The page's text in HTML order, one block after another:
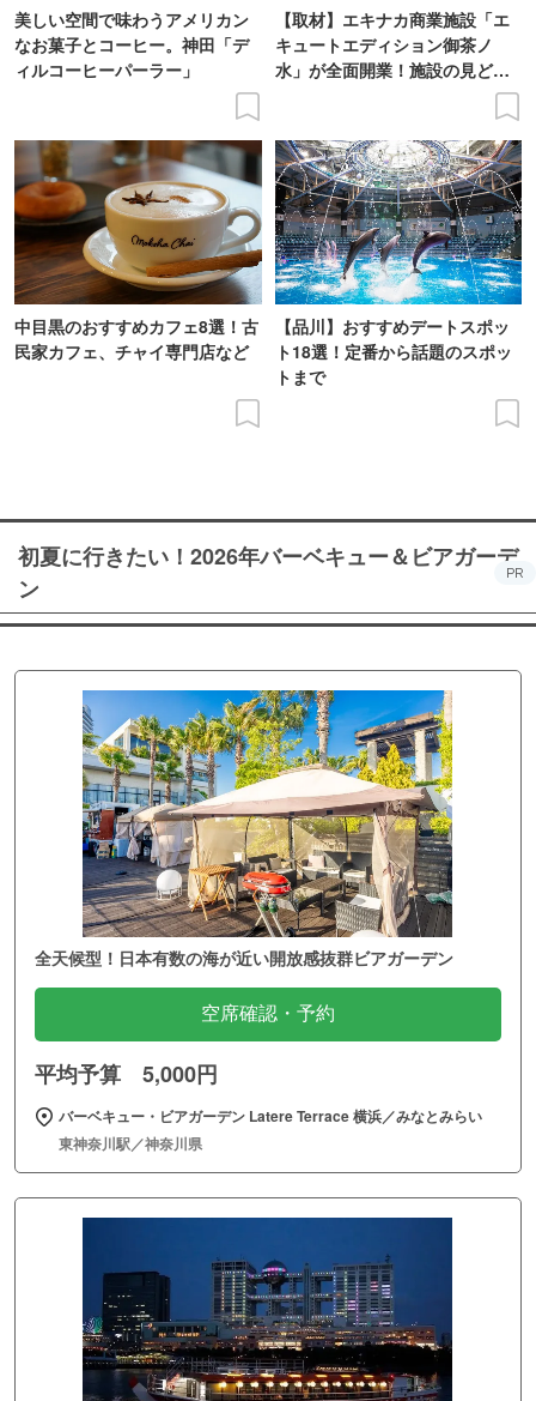
美しい空間で味わうアメリカン
なお菓子とコーヒー。神田「デ
ィルコーヒーパーラー」
【取材】エキナカ商業施設「エ
キュートエディション御茶ノ
水」が全面開業！施設の見どこ
中目黒のおすすめカフェ8選！古
民家カフェ、チャイ専門店など
【品川】おすすめデートスポッ
ト18選！定番から話題のスポッ
トまで
初夏に行きたい！2026年バーベキュー＆ビアガーデ
ン
PR
全天候型！日本有数の海が近い開放感抜群ビアガーデン
空席確認・予約
平均予算 5,000円
バーベキュー・ビアガーデン Latere Terrace 横浜／みなとみらい
東神奈川駅／神奈川県